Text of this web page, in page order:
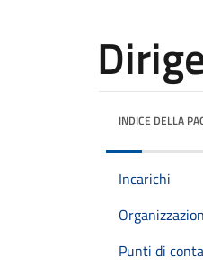
INDICE DELLA
Incarichi
Punti di